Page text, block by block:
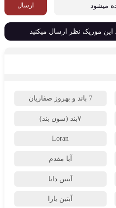
میشود ارسال
این موزیک نظر ارسال میکنید
7 باند و بهروز صفاریان
۷بند (سون بند)
Loran
آبا مقدم
آبتین دابا
آبتین یارا